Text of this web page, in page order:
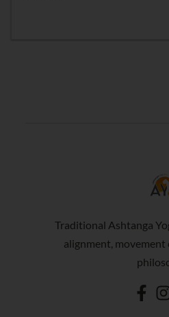
Traditional Ashtanga
alignment,